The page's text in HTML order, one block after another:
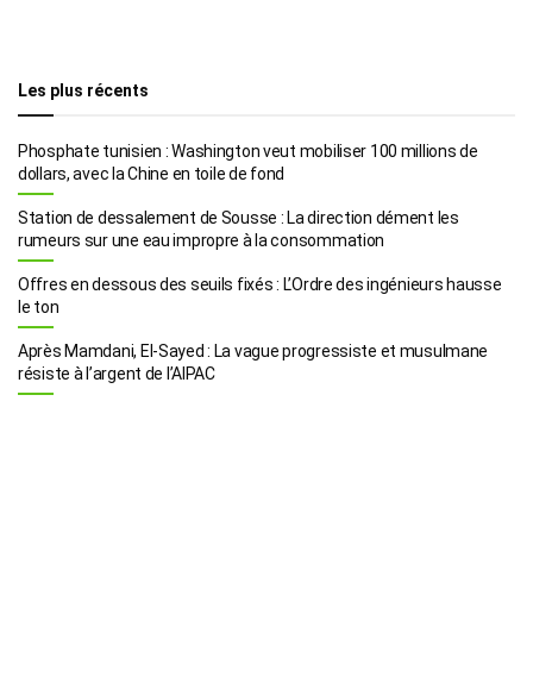
Les plus récents
Phosphate tunisien : Washington veut mobiliser 100 millions de
dollars, avec la Chine en toile de fond
Station de dessalement de Sousse : La direction dément les
rumeurs sur une eau impropre à la consommation
Offres en dessous des seuils fixés : L’Ordre des ingénieurs hausse
le ton
Après Mamdani, El-Sayed : La vague progressiste et musulmane
résiste à l’argent de l’AIPAC